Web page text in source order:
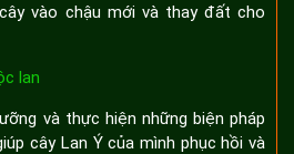
vào chậu mới và thay đất cho
lan
và thực hiện những biện pháp
cây Lan Ý của mình phục hồi và